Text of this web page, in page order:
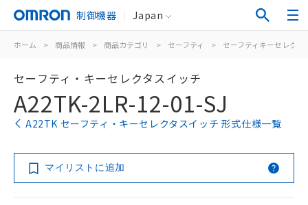
制御機器 Japan
ホーム > 商品情報 > 商品カテゴリ > セーフティ > セーフティキーセレク
セーフティ・キーセレクタスイッチ
A22TK-2LR-12-01-SJ
A22TK セーフティ・キーセレクタスイッチ 形式仕様一覧
マイリストに追加